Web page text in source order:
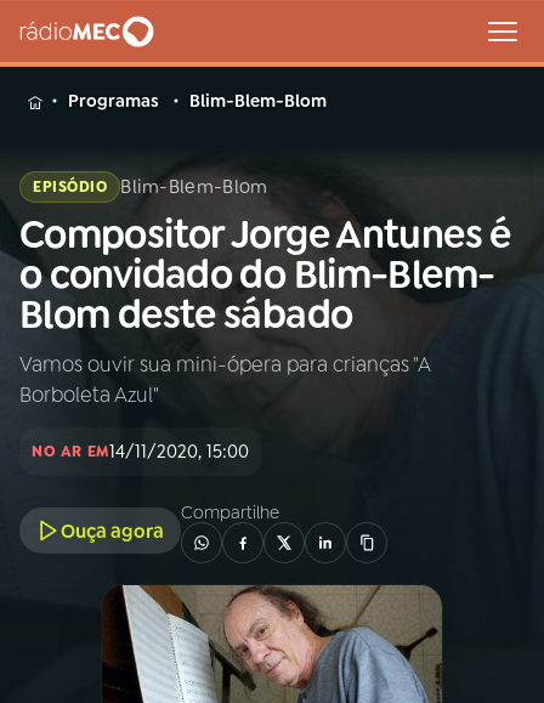
MENU
Buscar
na
Rádio
MEC
Buscar
Início AO VIVO
INÍCIO
A RÁDIO
PROGRAMAÇÃO
PROGRAMAS
Programas Blim-Blem-Blom
EPISÓDIO Blim-Blem-Blom
Compositor Jorge Antunes é
o convidado do Blim-Blem-
Blom deste sábado
Vamos ouvir sua mini-ópera para crianças "A
Borboleta Azul"
NO AR EM14/11/2020, 15:00
Ouça agora
Compartilhe